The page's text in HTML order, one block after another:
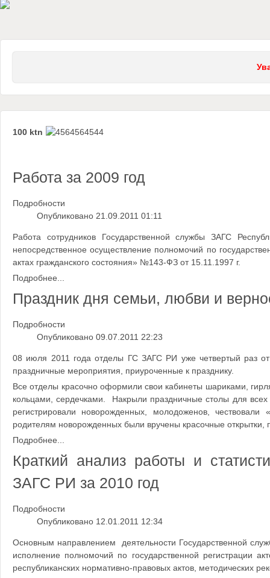
100 ktn
Работа за 2009 год
Подробности
Опубликовано 21.09.2011 01:11
Работа сотрудников Государственной службы ЗАГС
непосредственное осуществление полномочий по
актах гражданского состояния» №143-ФЗ от 15.11.1997 г.
Подробнее...
Праздник дня семьи, любви и
Подробности
Опубликовано 09.07.2011 22:23
08 июля 2011 года отделы ГС ЗАГС РИ уже четвертый раз
праздничные мероприятия, приуроченные к празднику.
Все отделы красочно оформили свои кабинеты шариками,
кольцами, сердечками. Накрыли праздничные столы для
регистрировали новорожденных, молодоженов,
родителям новорожденных были вручены красочные
Подробнее...
Краткий анализ работы и
ЗАГС РИ за 2010 год
Подробности
Опубликовано 12.01.2011 12:34
Основным направлением деятельности Государственной
исполнение полномочий по государственной регистрации
республиканских нормативно-правовых актов, методических